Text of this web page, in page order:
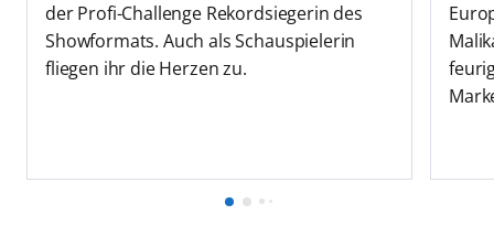
der Profi-Challenge Rekordsiegerin des
Showformats. Auch als Schauspielerin
fliegen ihr die Herzen zu.